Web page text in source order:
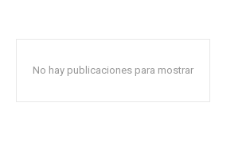
No hay publicaciones para mostrar